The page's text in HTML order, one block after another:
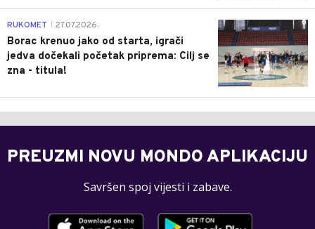
0
RUKOMET 27.07.2026.
Borac krenuo jako od starta, igrači
jedva dočekali početak priprema: Cilj se
zna - titula!
PREUZMI NOVU MONDO APLIKACIJU
Savršen spoj vijesti i zabave.